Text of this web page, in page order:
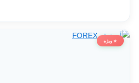
⭐ ویژه